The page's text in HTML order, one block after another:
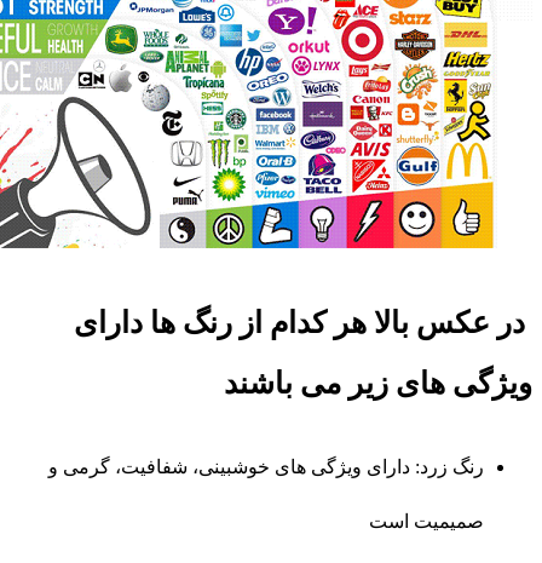
در عکس بالا هر کدام از رنگ ها دارای
ویژگی های زیر می باشند
رنگ زرد: دارای ویژگی های خوشبینی، شفافیت، گرمی و
صمیمیت است